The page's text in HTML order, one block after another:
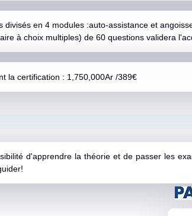
divisés en 4 modules :auto-assistance et
à choix multiples) de 60 questions validera
la certification : 1,750,000Ar /389€
d'apprendre la théorie et de passer les